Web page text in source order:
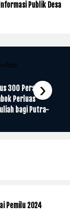
Publik Desa
300 Persen,
Perluas
bagi Putra-
›
Pemilu 2024